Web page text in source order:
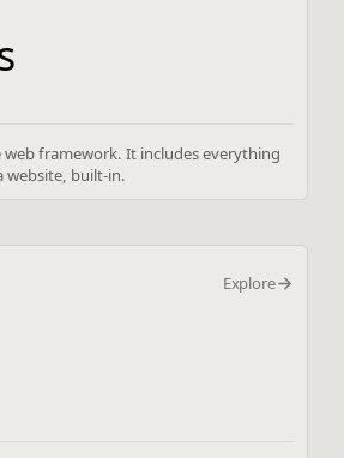
web framework. It includes everything
website, built-in.
Explore